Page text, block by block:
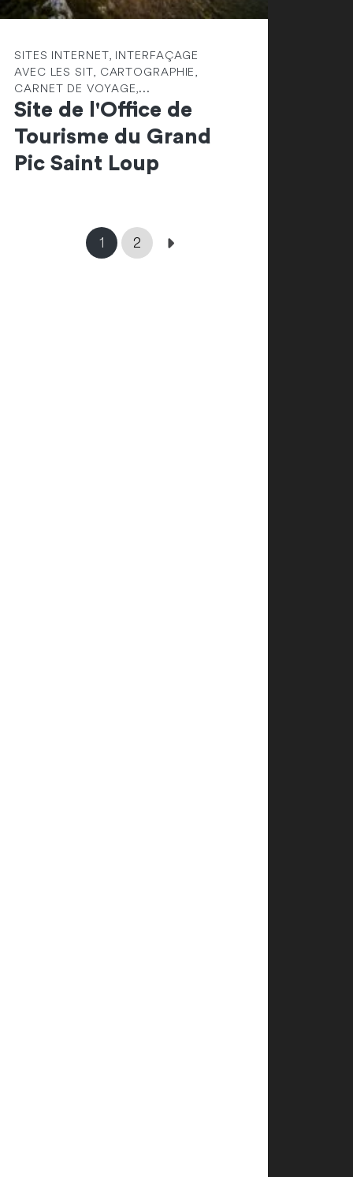
SITES INTERNET, INTERFAÇAGE
AVEC LES SIT, CARTOGRAPHIE,
CARNET DE VOYAGE,...
Site de l'Office de
Tourisme du Grand
Pic Saint Loup
1 2